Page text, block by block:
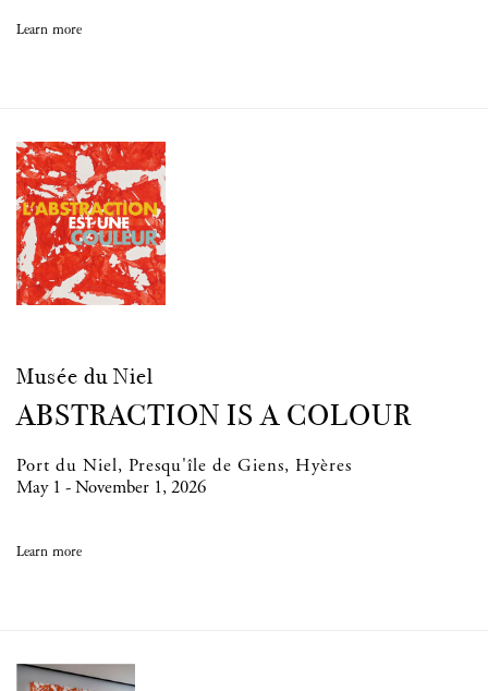
Learn more
Musée du Niel
ABSTRACTION IS A COLOUR
Port du Niel, Presqu'île de Giens, Hyères
May 1 - November 1, 2026
Learn more